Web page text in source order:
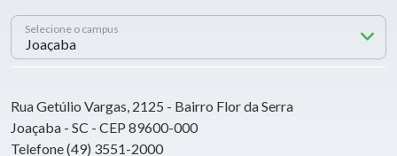
Selecione o campus
Rua Getúlio Vargas, 2125 - Bairro Flor da Serra
Joaçaba - SC - CEP 89600-000
Telefone (49) 3551-2000